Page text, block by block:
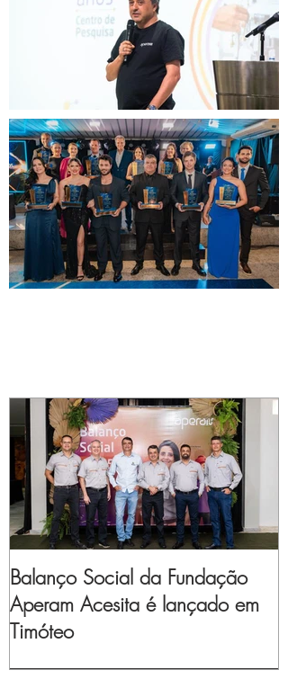
Balanço Social da Fundação
Aperam Acesita é lançado em
Timóteo